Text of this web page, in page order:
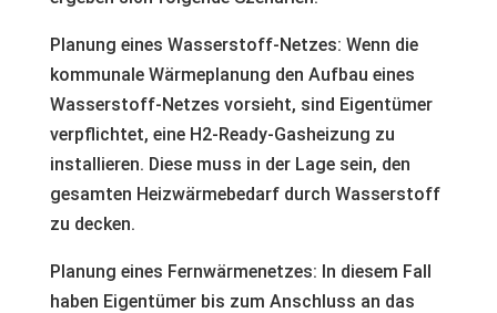
Planung eines Wasserstoff-Netzes: Wenn die
kommunale Wärmeplanung den Aufbau eines
Wasserstoff-Netzes vorsieht, sind Eigentümer
verpflichtet, eine H2-Ready-Gasheizung zu
installieren. Diese muss in der Lage sein, den
gesamten Heizwärmebedarf durch Wasserstoff
zu decken.
Planung eines Fernwärmenetzes: In diesem Fall
haben Eigentümer bis zum Anschluss an das